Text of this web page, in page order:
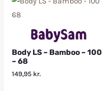
Body LS – Bamboo – 100
– 68
149,95 kr.